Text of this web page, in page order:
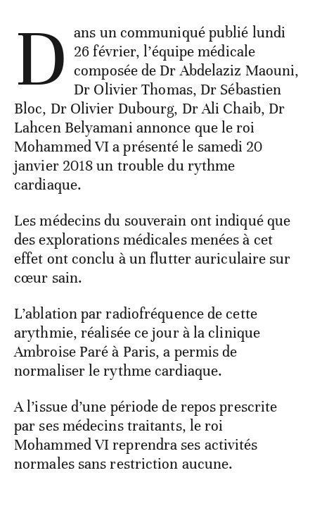
D ans un communiqué publié lundi
26 février, l’équipe médicale
composée de Dr Abdelaziz Maouni,
Dr Olivier Thomas, Dr Sébastien
Bloc, Dr Olivier Dubourg, Dr Ali Chaib, Dr
Lahcen Belyamani annonce que le roi
Mohammed VI a présenté le samedi 20
janvier 2018 un trouble du rythme
cardiaque.
Les médecins du souverain ont indiqué que
des explorations médicales menées à cet
effet ont conclu à un flutter auriculaire sur
cœur sain.
L’ablation par radiofréquence de cette
arythmie, réalisée ce jour à la clinique
Ambroise Paré à Paris, a permis de
normaliser le rythme cardiaque.
A l’issue d’une période de repos prescrite
par ses médecins traitants, le roi
Mohammed VI reprendra ses activités
normales sans restriction aucune.